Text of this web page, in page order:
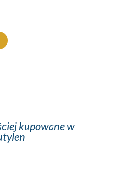
kupowane w